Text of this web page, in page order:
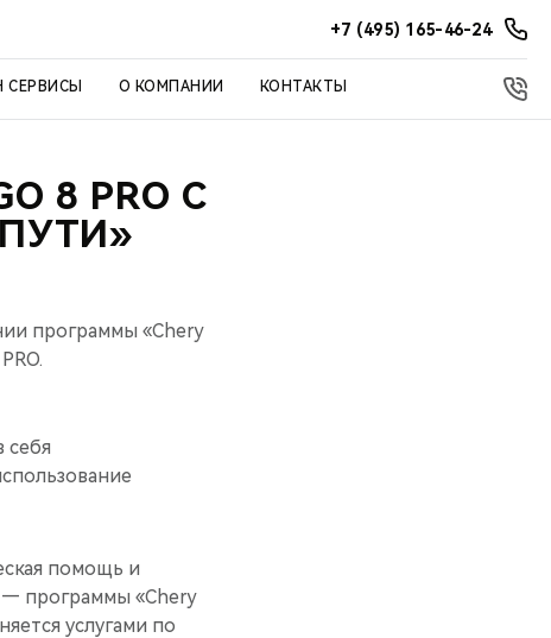
+7 (495) 165-46-24
СЕРВИСЫ О КОМПАНИИ КОНТАКТЫ
8 PRO С
программы «Chery
себя
помощь и
— программы «Chery
услугами по